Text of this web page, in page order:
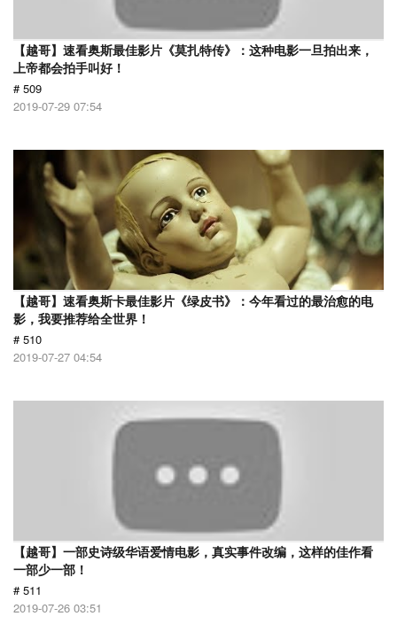
【越哥】速看奥斯最佳影片《莫扎特传》：这种电影一旦拍出来，
上帝都会拍手叫好！
# 509
2019-07-29 07:54
【越哥】速看奥斯卡最佳影片《绿皮书》：今年看过的最治愈的电
影，我要推荐给全世界！
# 510
2019-07-27 04:54
【越哥】一部史诗级华语爱情电影，真实事件改编，这样的佳作看
一部少一部！
# 511
2019-07-26 03:51